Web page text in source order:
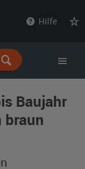
Hilfe
Baujahr
braun